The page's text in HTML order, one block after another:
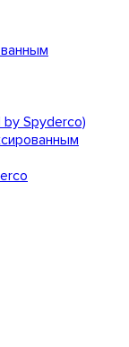
Spyderco)